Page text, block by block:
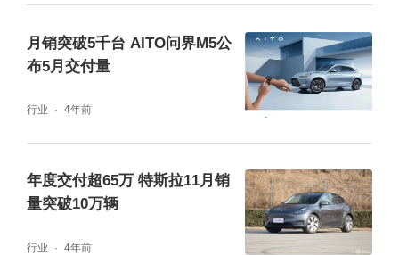
月销突破5千台 AITO问界M5公
布5月交付量
行业 4年前
年度交付超65万 特斯拉11月销
量突破10万辆
行业 4年前